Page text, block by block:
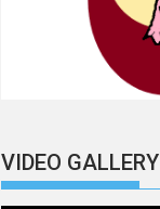
VIDEO GALLERY